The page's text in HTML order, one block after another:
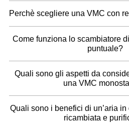
Perchè scegliere una VMC con
Come funziona lo scambiatore
puntuale?
Quali sono gli aspetti da
una VMC
Quali sono i benefici di un’aria
ricambiata e